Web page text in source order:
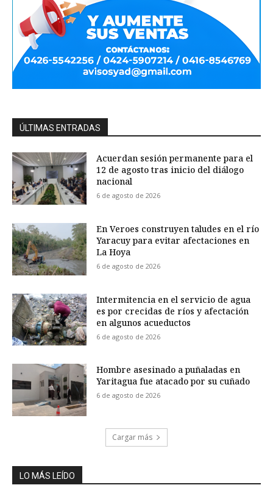
ÚLTIMAS ENTRADAS
Acuerdan sesión permanente para el
12 de agosto tras inicio del diálogo
nacional
6 de agosto de 2026
En Veroes construyen taludes en el río
Yaracuy para evitar afectaciones en
La Hoya
6 de agosto de 2026
Intermitencia en el servicio de agua
es por crecidas de ríos y afectación
en algunos acueductos
6 de agosto de 2026
Hombre asesinado a puñaladas en
Yaritagua fue atacado por su cuñado
6 de agosto de 2026
Cargar más
LO MÁS LEÍDO